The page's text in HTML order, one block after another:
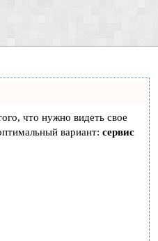
что нужно видеть свое
вариант:сервис